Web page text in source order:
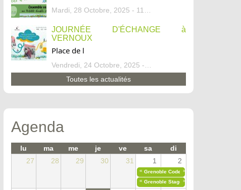
JOURNÉE D'ÉCHANGE à
VERNOUX
Place de l
Toutes les actualités
Agenda
lu ma me je ve sa
di
27
28 29 30 31 1 2
« Grenoble Code Blanc
»
« Grenoble Stage Vélo Débutant
»